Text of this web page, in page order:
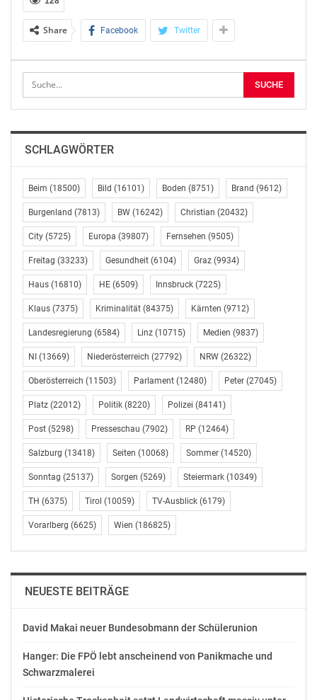
bevölkerungsrepräsentativ von einem
Marktforschungsinstitut befragt.
Vergleicht man die Absatzzahlen bei Heizungen mit
dem deutschen Nachbarn, so zeigt sich, dass Österreich
50.000 Einheiten wurden hierzulande erstmals mehr
erneuerbare Heizsysteme installiert als fossile (30.000
Zeitraum immer noch deutlich mehr fossile Systeme
verkauft worden als erneuerbare: 598.000 gasbasierte
Heizungen im Vergleich zu 236.000 Wärmepumpen.
Allerdings steigt die Absatzkurve bei klimafreundlichen
Geräten auch zwischen der Nordsee und dem
Bodensee stark nach oben – mit plus 53 Prozent.
Gasbasierte Heizungsanlagen sind mit 8 Prozent
rückläufig.
Heizung steigert Wert von Immobilien
„Grüne Technologie ist auf der Erfolgsspur: Wer jetzt in
ein neues Heizsystem investiert, sollte auf technisch
ausgereifte, klimafreundliche Systeme setzen“, sagt
Thomas Mader, Geschäftsführer des Haus- und
Systemtechnikherstellers Stiebel Eltron Österreich.
„Damit wird gleichzeitig der Wert einer Immobilie
gesichert oder gesteigert. Laut unserer Umfrage
Energie-Trendmonitor 2023 erkennt das die große
Mehrheit der Menschen – sowohl in Österreich mit
einer Zustimmung von 80 Prozent als auch in
Klimaschutz konkret umsetzen
konkret umzusetzen, zeigt der Ländervergleich
erstaunliche Unterschiede: 56 Prozent der Deutschen
sagen, sie möchten zwar klimafreundlich handeln, sind
Share Facebook Twitter
SCHLAGWÖRTER
Beim (18500) Bild (16101) Boden (8751) Brand (9612)
Burgenland (7813) BW (16242) Christian (20432)
City (5725) Europa (39807) Fernsehen (9505)
Freitag (33233) Gesundheit (6104) Graz (9934)
Haus (16810) HE (6509) Innsbruck (7225)
Klaus (7375) Kriminalität (84375) Kärnten (9712)
Landesregierung (6584) Linz (10715) Medien (9837)
NI (13669) Niederösterreich (27792) NRW (26322)
Oberösterreich (11503) Parlament (12480) Peter (27045)
Platz (22012) Politik (8220) Polizei (84141)
Post (5298) Presseschau (7902) RP (12464)
Salzburg (13418) Seiten (10068) Sommer (14520)
Sonntag (25137) Sorgen (5269) Steiermark (10349)
TH (6375) Tirol (10059) TV-Ausblick (6179)
Vorarlberg (6625) Wien (186825)
NEUESTE BEITRÄGE
David Makai neuer Bundesobmann der Schülerunion
Hanger: Die FPÖ lebt anscheinend von Panikmache und
Schwarzmalerei